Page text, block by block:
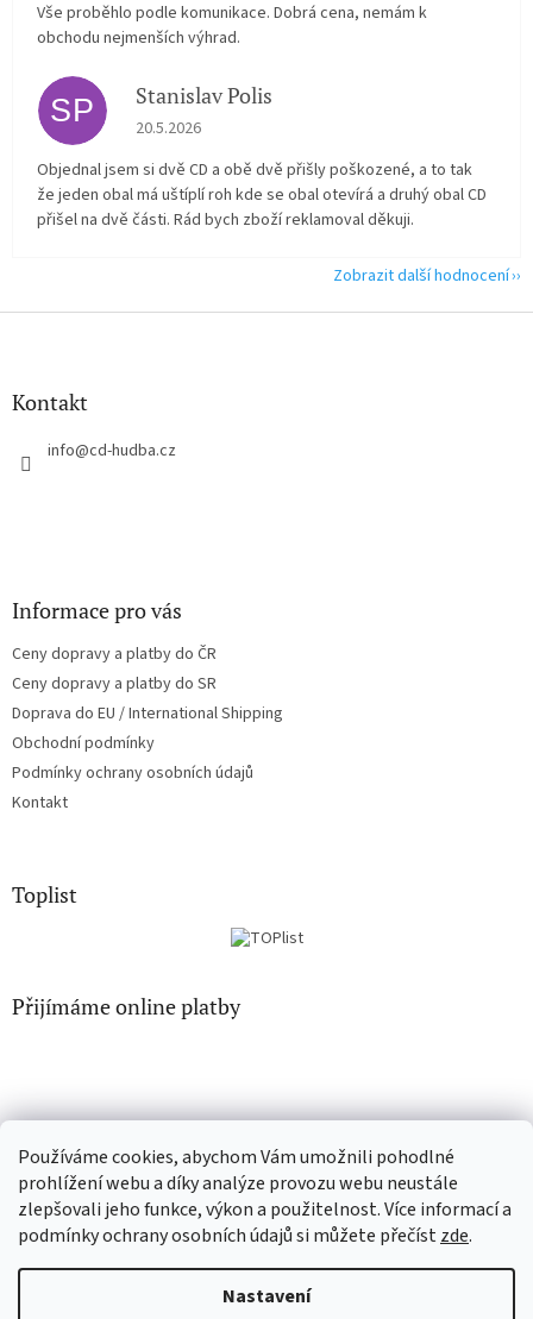
Používáme cookies, abychom Vám umožnili pohodlné
prohlížení webu a díky analýze provozu webu neustále
zlepšovali jeho funkce, výkon a použitelnost. Více informací a
podmínky ochrany osobních údajů si můžete přečístzde.
Nastavení
Vše proběhlo podle komunikace. Dobrá cena, nemám k
obchodu nejmenších výhrad.
SP Stanislav Polis
Hodnocení obchodu je 2 z 5 hvězdiček.
20.5.2026
Objednal jsem si dvě CD a obě dvě přišly poškozené, a to tak
že jeden obal má uštíplí roh kde se obal otevírá a druhý obal CD
přišel na dvě části. Rád bych zboží reklamoval děkuji.
Zobrazit další hodnocení
Z
Kontakt
info@cd-hudba.cz
Informace pro vás
Ceny dopravy a platby do ČR
Ceny dopravy a platby do SR
Doprava do EU / International Shipping
Obchodní podmínky
Podmínky ochrany osobních údajů
Kontakt
Toplist
Přijímáme online platby
EN-filmy.cz CD-Soundtrack.cz
Vytvořil Shoptet